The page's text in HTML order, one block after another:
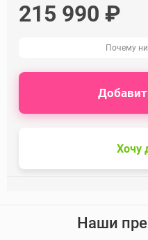
215 990 ₽
Почему
Хочу
Наши